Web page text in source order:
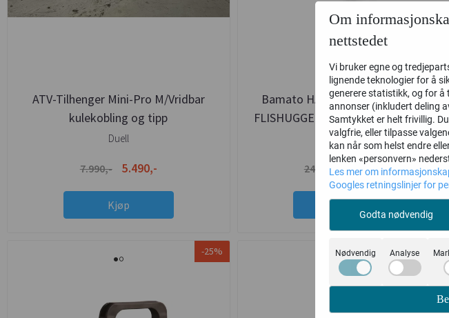
ATV-Tilhenger Mini-Pro M/Vridbar
kulekobling og tipp
Duell
7.990,- 5.490,-
Kjøp
Bamato HACK-150 FLISKUTTER /
FLISHUGGER - PROFFMODELL TYSK
INDUSTRI
GT - Gardentec
24.990,- 18.990,-
-25% -
Om
nettstedet
Vi bruker egne og
lignende teknologier for å
generere statistikk, og for
annonser (inkludert deling
Samtykket er helt frivillig.
valgfrie, eller tilpasse
kan når som helst endre
lenken «personvern»
Les mer om
Googles retningslinjer for
Godta nødvendig
Nødvendig Analyse